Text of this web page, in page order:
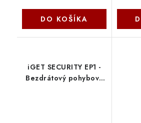
DO KOŠÍKA
iGET SECURITY EP1 -
Bezdrátový pohybový